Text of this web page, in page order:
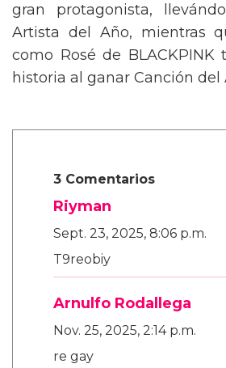
gran protagonista,
Artista del Año, mientras
como Rosé de BLACKPINK
historia al ganar Canción del
3 Comentarios
Riyman
Sept. 23, 2025, 8:06 p.m.
T9reobiy
Arnulfo Rodallega
Nov. 25, 2025, 2:14 p.m.
re gay